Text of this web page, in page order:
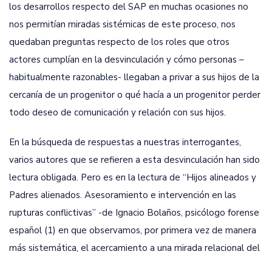
los desarrollos respecto del SAP en muchas ocasiones no
nos permitían miradas sistémicas de este proceso, nos
quedaban preguntas respecto de los roles que otros
actores cumplían en la desvinculación y cómo personas –
habitualmente razonables- llegaban a privar a sus hijos de la
cercanía de un progenitor o qué hacía a un progenitor perder
todo deseo de comunicación y relación con sus hijos.
En la búsqueda de respuestas a nuestras interrogantes,
varios autores que se refieren a esta desvinculación han sido
lectura obligada. Pero es en la lectura de “Hijos alineados y
Padres alienados. Asesoramiento e intervención en las
rupturas conflictivas” -de Ignacio Bolaños, psicólogo forense
español (1) en que observamos, por primera vez de manera
más sistemática, el acercamiento a una mirada relacional del